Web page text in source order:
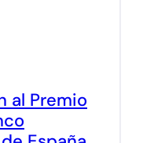
al Premio